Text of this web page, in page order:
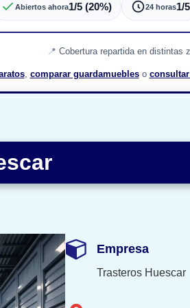
Abiertos ahora1/5 (20%) 24 horas1/5
Cobertura repartida en distintas
, comparar guardamuebleso
Empresa
Trasteros Huescar